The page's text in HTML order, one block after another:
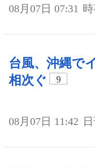
08月07日 07:31
台風、沖縄で
相次ぐ
9
08月07日 11:42